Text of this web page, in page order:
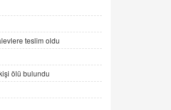
Ne? "Beraber
Peşinden
teslim oldu
ölü bulundu